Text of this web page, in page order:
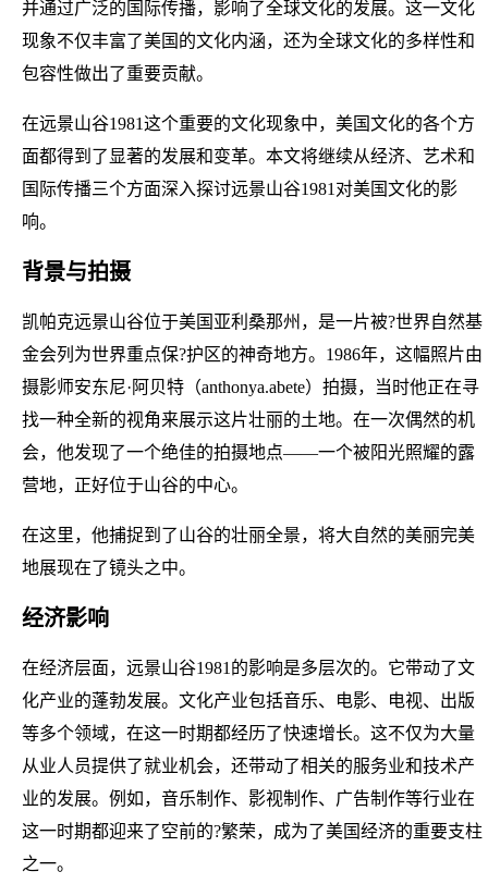
并通过广泛的国际传播，影响了全球文化的发展。这一文化
现象不仅丰富了美国的文化内涵，还为全球文化的多样性和
包容性做出了重要贡献。
在远景山谷1981这个重要的文化现象中，美国文化的各个方
面都得到了显著的发展和变革。本文将继续从经济、艺术和
国际传播三个方面深入探讨远景山谷1981对美国文化的影
响。
背景与拍摄
凯帕克远景山谷位于美国亚利桑那州，是一片被?世界自然基
金会列为世界重点保?护区的神奇地方。1986年，这幅照片由
摄影师安东尼·阿贝特（anthonya.abete）拍摄，当时他正在寻
找一种全新的视角来展示这片壮丽的土地。在一次偶然的机
会，他发现了一个绝佳的拍摄地点——一个被阳光照耀的露
营地，正好位于山谷的中心。
在这里，他捕捉到了山谷的壮丽全景，将大自然的美丽完美
地展现在了镜头之中。
经济影响
在经济层面，远景山谷1981的影响是多层次的。它带动了文
化产业的蓬勃发展。文化产业包括音乐、电影、电视、出版
等多个领域，在这一时期都经历了快速增长。这不仅为大量
从业人员提供了就业机会，还带动了相关的服务业和技术产
业的发展。例如，音乐制作、影视制作、广告制作等行业在
这一时期都迎来了空前的?繁荣，成为了美国经济的重要支柱
之一。